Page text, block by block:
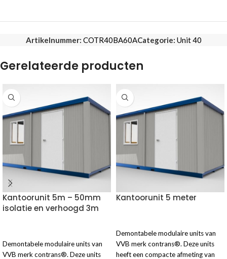
Artikelnummer: COTR40BA60ACategorie: Unit 40
Gerelateerde producten
Kantoorunit 5m – 50mm
isolatie en verhoogd 3m
Demontabele modulaire units van
VVB merk contrans®. Deze units
Kantoorunit 5 meter
Demontabele modulaire units van
VVB merk contrans®. Deze units
heeft een compacte afmeting van